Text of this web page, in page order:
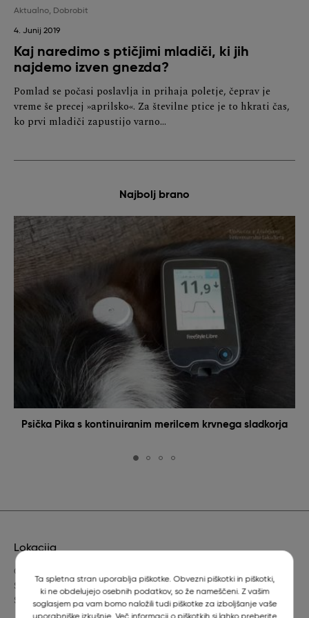
Aktualno, Dobrobit
4. Junij 2019
Kaj naredimo s ptičjimi mladiči, ki jih
najdemo izven gnezda?
Pomlad se počasi poslavlja in prihaja poletje, čeprav je
vreme še precej »aprilsko«. Za številne ptice je to hkrati čas,
ko prvi mladiči zapustijo varno…
Najbolj brano
Psička Pika s kontinuiranim merilcem krvnega sladkorja
Lokacija
Gerbičeva 60
SI-1000 Ljubljana
Slovenija
Ta spletna stran uporablja piškotke. Obvezni piškotki in piškotki,
ki ne obdelujejo osebnih podatkov, so že nameščeni. Z vašim
soglasjem pa vam bomo naložili tudi piškotke za izboljšanje vaše